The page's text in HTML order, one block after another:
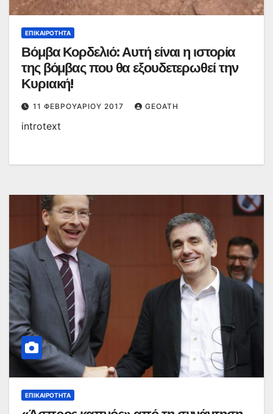
ΕΠΙΚΑΙΡΌΤΗΤΑ
Βόμβα Κορδελιό: Αυτή είναι η ιστορία
της βόμβας που θα εξουδετερωθεί την
Κυριακή!
11 ΦΕΒΡΟΥΑΡΊΟΥ 2017 GEOATH
introtext
ΕΠΙΚΑΙΡΌΤΗΤΑ